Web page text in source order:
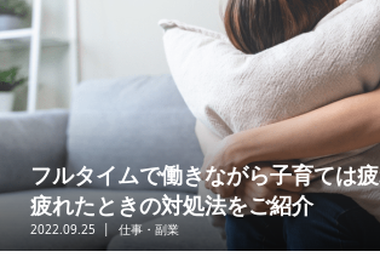
フルタイムで働きながら子育ては
疲れたときの対処法をご紹介
2022.09.25 仕事・副業